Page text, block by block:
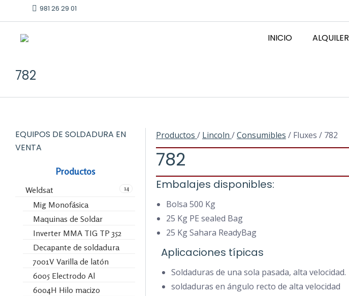
981 26 29 01
INICIO ALQUILER
782
Productos / Lincoln /Consumibles / Fluxes / 782
782
Embalajes disponibles:
Bolsa 500 Kg
25 Kg PE sealed Bag
25 Kg Sahara ReadyBag
Aplicaciones típicas
Soldaduras de una sola pasada, alta velocidad.
soldaduras en ángulo recto de alta velocidad
EQUIPOS DE SOLDADURA EN
VENTA
Productos
14
Weldsat
Mig Monofásica
Maquinas de Soldar
Inverter MMA TIG TP 352
Decapante de soldadura
7001V Varilla de latón
6005 Electrodo Al
6004H Hilo macizo